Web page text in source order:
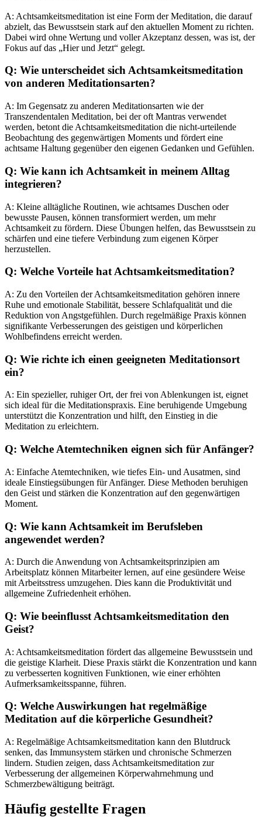
A: Achtsamkeitsmeditation ist eine Form der Meditation, die darauf
abzielt, das Bewusstsein stark auf den aktuellen Moment zu richten.
Dabei wird ohne Wertung und voller Akzeptanz dessen, was ist, der
Fokus auf das „Hier und Jetzt“ gelegt.
Q: Wie unterscheidet sich Achtsamkeitsmeditation
von anderen Meditationsarten?
A: Im Gegensatz zu anderen Meditationsarten wie der
Transzendentalen Meditation, bei der oft Mantras verwendet
werden, betont die Achtsamkeitsmeditation die nicht-urteilende
Beobachtung des gegenwärtigen Moments und fördert eine
achtsame Haltung gegenüber den eigenen Gedanken und Gefühlen.
Q: Wie kann ich Achtsamkeit in meinem Alltag
integrieren?
A: Kleine alltägliche Routinen, wie achtsames Duschen oder
bewusste Pausen, können transformiert werden, um mehr
Achtsamkeit zu fördern. Diese Übungen helfen, das Bewusstsein zu
schärfen und eine tiefere Verbindung zum eigenen Körper
herzustellen.
Q: Welche Vorteile hat Achtsamkeitsmeditation?
A: Zu den Vorteilen der Achtsamkeitsmeditation gehören innere
Ruhe und emotionale Stabilität, bessere Schlafqualität und die
Reduktion von Angstgefühlen. Durch regelmäßige Praxis können
signifikante Verbesserungen des geistigen und körperlichen
Wohlbefindens erreicht werden.
Q: Wie richte ich einen geeigneten Meditationsort
ein?
A: Ein spezieller, ruhiger Ort, der frei von Ablenkungen ist, eignet
sich ideal für die Meditationspraxis. Eine beruhigende Umgebung
unterstützt die Konzentration und hilft, den Einstieg in die
Meditation zu erleichtern.
Q: Welche Atemtechniken eignen sich für Anfänger?
A: Einfache Atemtechniken, wie tiefes Ein- und Ausatmen, sind
ideale Einstiegsübungen für Anfänger. Diese Methoden beruhigen
den Geist und stärken die Konzentration auf den gegenwärtigen
Moment.
Q: Wie kann Achtsamkeit im Berufsleben
angewendet werden?
A: Durch die Anwendung von Achtsamkeitsprinzipien am
Arbeitsplatz können Mitarbeiter lernen, auf eine gesündere Weise
mit Arbeitsstress umzugehen. Dies kann die Produktivität und
allgemeine Zufriedenheit erhöhen.
Q: Wie beeinflusst Achtsamkeitsmeditation den
Geist?
A: Achtsamkeitsmeditation fördert das allgemeine Bewusstsein und
die geistige Klarheit. Diese Praxis stärkt die Konzentration und kann
zu verbesserten kognitiven Funktionen, wie einer erhöhten
Aufmerksamkeitsspanne, führen.
Q: Welche Auswirkungen hat regelmäßige
Meditation auf die körperliche Gesundheit?
A: Regelmäßige Achtsamkeitsmeditation kann den Blutdruck
senken, das Immunsystem stärken und chronische Schmerzen
lindern. Studien zeigen, dass Achtsamkeitsmeditation zur
Verbesserung der allgemeinen Körperwahrnehmung und
Schmerzbewältigung beiträgt.
Häufig gestellte Fragen